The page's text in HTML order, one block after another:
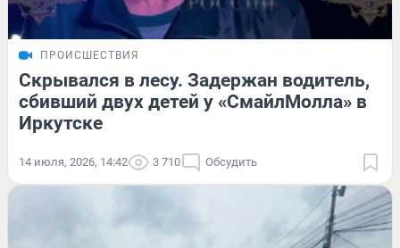
ПРОИСШЕСТВИЯ
Скрывался в лесу. Задержан водитель,
сбивший двух детей у «СмайлМолла» в
Иркутске
14 июля, 2026, 14:42 3 710 Обсудить